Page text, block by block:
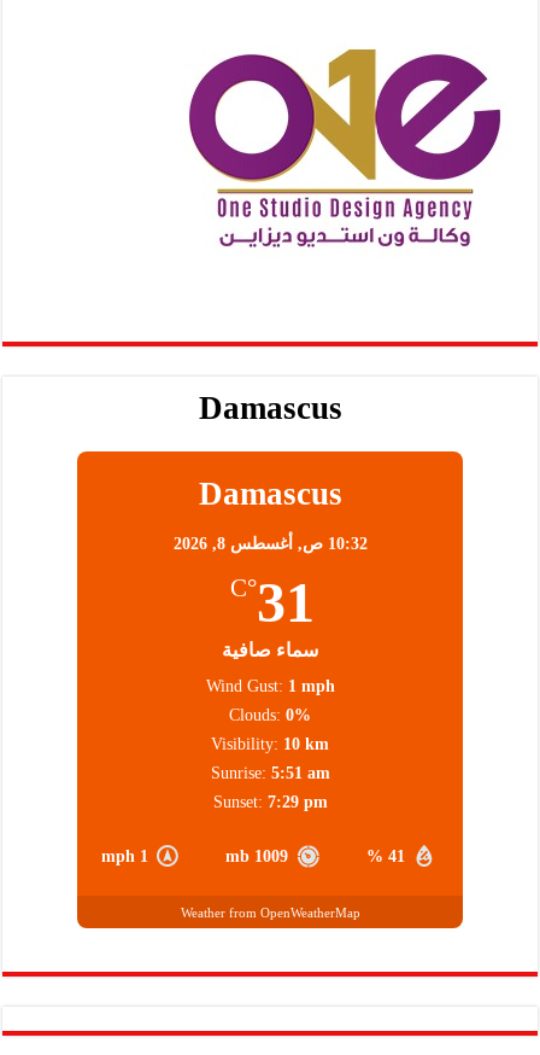
Damascus
Damascus
10:32 ص, أغسطس 8, 2026
31
°C
سماء صافية
41 %
1009 mb
1 mph
Wind Gust: 1 mph
Clouds: 0%
Visibility: 10 km
Sunrise: 5:51 am
Sunset: 7:29 pm
Weather from OpenWeatherMap